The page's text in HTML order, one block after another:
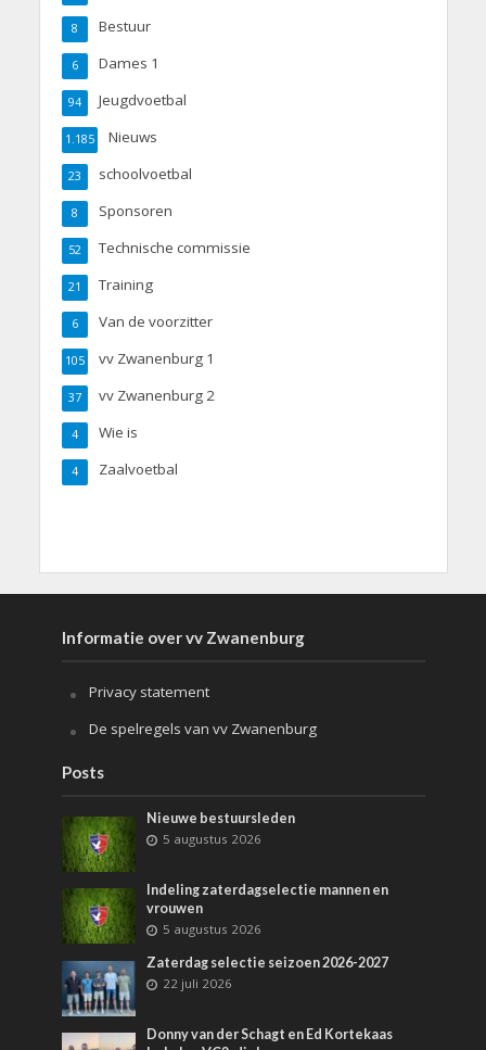
Bestuur
8
Dames 1
6
Jeugdvoetbal
94
Nieuws
1.185
schoolvoetbal
23
Sponsoren
8
Technische commissie
52
Training
21
Van de voorzitter
6
vv Zwanenburg 1
105
vv Zwanenburg 2
37
Wie is
4
Zaalvoetbal
4
Informatie over vv Zwanenburg
Privacy statement
De spelregels van vv Zwanenburg
Posts
Nieuwe bestuursleden
5 augustus 2026
Indeling zaterdagselectie mannen en
vrouwen
5 augustus 2026
Zaterdag selectie seizoen 2026-2027
22 juli 2026
Donny van der Schagt en Ed Kortekaas